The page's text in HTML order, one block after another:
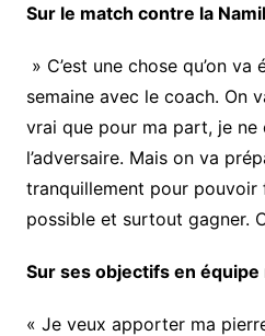
Sur le match contre la
» C’est une chose qu’on
semaine avec le coach. On
vrai que pour ma part, je ne
l’adversaire. Mais on va
tranquillement pour pouvoir
possible et surtout gagner.
Sur ses objectifs en équipe
« Je veux apporter ma